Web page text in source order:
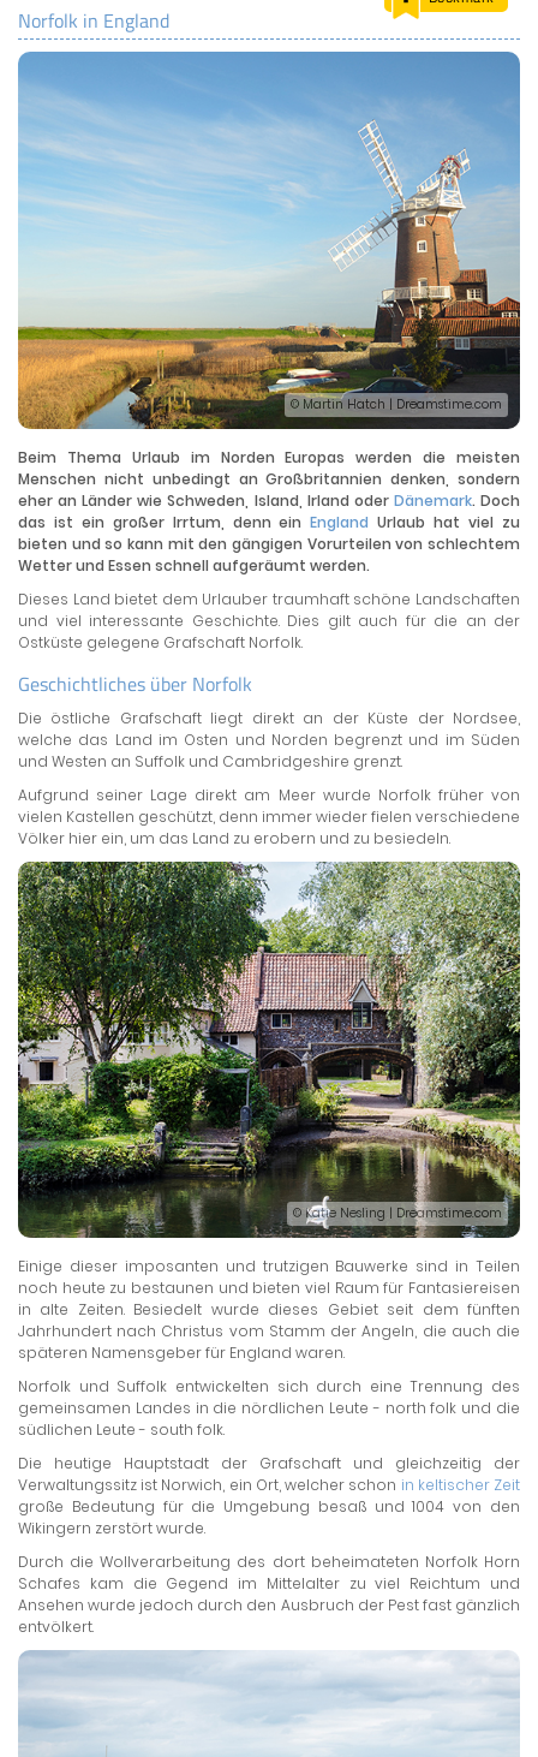
BRITISH SHOP
Norfolk in England
© Martin Hatch | Dreamstime.com
Beim Thema Urlaub im Norden Europas werden die meisten
Menschen nicht unbedingt an Großbritannien denken, sondern
eher an Länder wie Schweden, Island, Irland oder Dänemark. Doch
das ist ein großer Irrtum, denn einEngland Urlaub hat viel zu
bieten und so kann mit den gängigen Vorurteilen von schlechtem
Wetter und Essen schnell aufgeräumt werden.
Dieses Land bietet dem Urlauber traumhaft schöne Landschaften
und viel interessante Geschichte. Dies gilt auch für die an der
Ostküste gelegene Grafschaft Norfolk.
Geschichtliches über Norfolk
Die östliche Grafschaft liegt direkt an der Küste der Nordsee,
welche das Land im Osten und Norden begrenzt und im Süden
und Westen an Suffolk und Cambridgeshire grenzt.
Aufgrund seiner Lage direkt am Meer wurde Norfolk früher von
vielen Kastellen geschützt, denn immer wieder fielen verschiedene
Völker hier ein, um das Land zu erobern und zu besiedeln.
© Katie Nesling | Dreamstime.com
Einige dieser imposanten und trutzigen Bauwerke sind in Teilen
noch heute zu bestaunen und bieten viel Raum für Fantasiereisen
in alte Zeiten. Besiedelt wurde dieses Gebiet seit dem fünften
Jahrhundert nach Christus vom Stamm der Angeln, die auch die
späteren Namensgeber für England waren.
Norfolk und Suffolk entwickelten sich durch eine Trennung des
gemeinsamen Landes in die nördlichen Leute - north folk und die
südlichen Leute - south folk.
Die heutige Hauptstadt der Grafschaft und gleichzeitig der
Verwaltungssitz ist Norwich, ein Ort, welcher schon in keltischer Zeit
große Bedeutung für die Umgebung besaß und 1004 von den
Wikingern zerstört wurde.
Durch die Wollverarbeitung des dort beheimateten Norfolk Horn
Schafes kam die Gegend im Mittelalter zu viel Reichtum und
Ansehen wurde jedoch durch den Ausbruch der Pest fast gänzlich
entvölkert.